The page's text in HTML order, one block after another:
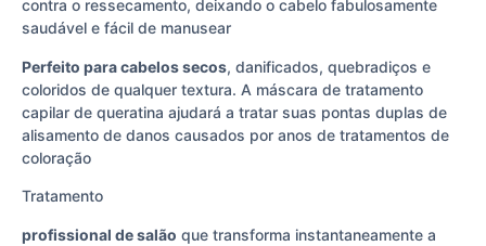
contra o ressecamento, deixando o cabelo fabulosamente
saudável e fácil de manusear
Perfeito para cabelos secos, danificados, quebradiços e
coloridos de qualquer textura. A máscara de tratamento
capilar de queratina ajudará a tratar suas pontas duplas de
alisamento de danos causados por anos de tratamentos de
coloração
Tratamento
profissional de salão que transforma instantaneamente a